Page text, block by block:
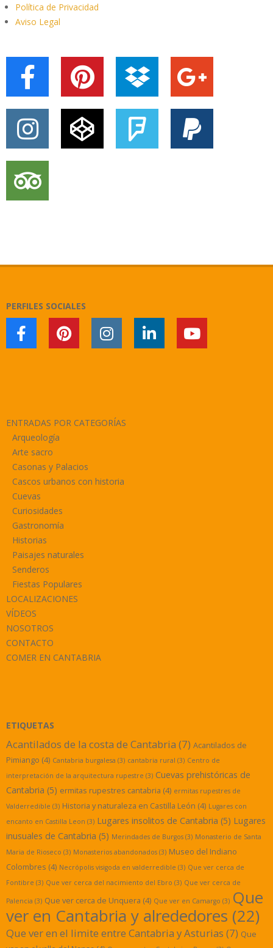
Política de Privacidad
Aviso Legal
PERFILES SOCIALES
ENTRADAS POR CATEGORÍAS
Arqueología
Arte sacro
Casonas y Palacios
Cascos urbanos con historia
Cuevas
Curiosidades
Gastronomía
Historias
Paisajes naturales
Senderos
Fiestas Populares
LOCALIZACIONES
VÍDEOS
NOSOTROS
CONTACTO
COMER EN CANTABRIA
ETIQUETAS
Acantilados de la costa de Cantabria (7) Acantilados de
Pimiango (4) Cantabria burgalesa (3) cantabria rural (3) Centro de
interpretación de la arquitectura rupestre (3) Cuevas prehistóricas de
Cantabria (5) ermitas rupestres cantabria (4) ermitas rupestres de
Valderredible (3) Historia y naturaleza en Castilla León (4) Lugares con
encanto en Castilla Leon (3) Lugares insolitos de Cantabria (5) Lugares
inusuales de Cantabria (5) Merindades de Burgos (3) Monasterio de Santa
Maria de Rioseco (3) Monasterios abandonados (3) Museo del Indiano
Colombres (4) Necrópolis visigoda en valderredible (3) Que ver cerca de
Fontibre (3) Que ver cerca del nacimiento del Ebro (3) Que ver cerca de
Palencia (3) Que ver cerca de Unquera (4) Que ver en Camargo (3) Que
ver en Cantabria y alrededores (22)
Que ver en el limite entre Cantabria y Asturias (7) Que